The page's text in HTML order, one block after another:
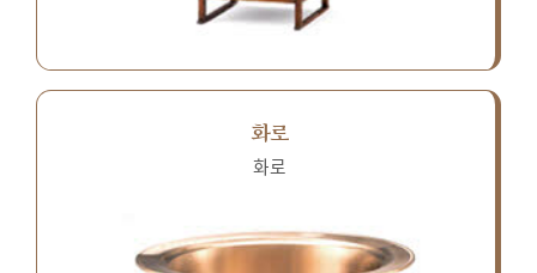
화로
화로